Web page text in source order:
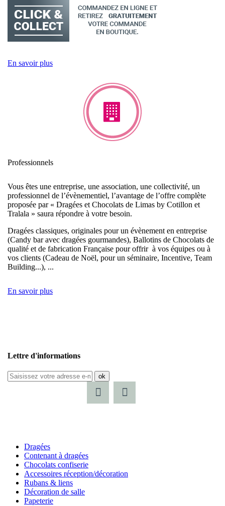
En savoir plus
Professionnels
Vous êtes une entreprise, une association, une collectivité, un
professionnel de l’évènementiel, l’avantage de l’offre complète
proposée par « Dragées et Chocolats de Limas by Cotillon et
Tralala » saura répondre à votre besoin.
Dragées classiques, originales pour un évènement en entreprise
(Candy bar avec dragées gourmandes), Ballotins de Chocolats de
qualité et de fabrication Française pour offrir à vos équipes ou à
vos clients (Cadeau de Noël, pour un séminaire, Incentive, Team
Building...), ...
En savoir plus
Lettre d'informations
ok
Dragées
Contenant à dragées
Chocolats confiserie
Accessoires réception/décoration
Rubans & liens
Décoration de salle
Papeterie